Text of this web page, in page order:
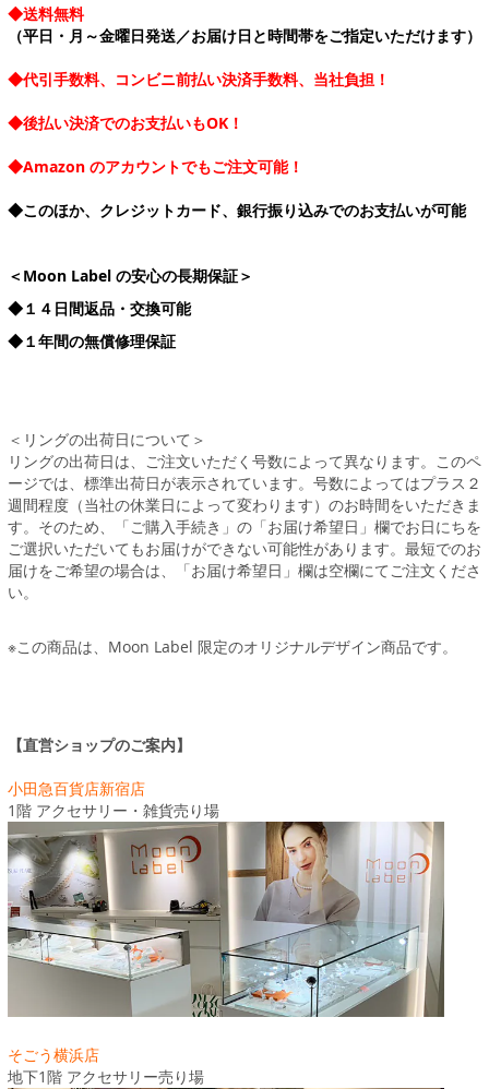
◆送料無料
（平日・月～金曜日発送／お届け日と時間帯をご指定いただけます）
◆代引手数料、コンビニ前払い決済手数料、当社負担！
◆後払い決済でのお支払いもOK！
◆Amazon のアカウントでもご注文可能！
◆このほか、クレジットカード、銀行振り込みでのお支払いが可能
＜Moon Label の安心の長期保証＞
◆１４日間返品・交換可能
◆１年間の無償修理保証
＜リングの出荷日について＞
リングの出荷日は、ご注文いただく号数によって異なります。このペ
ージでは、標準出荷日が表示されています。号数によってはプラス２
週間程度（当社の休業日によって変わります）のお時間をいただきま
す。そのため、「ご購入手続き」の「お届け希望日」欄でお日にちを
ご選択いただいてもお届けができない可能性があります。最短でのお
届けをご希望の場合は、「お届け希望日」欄は空欄にてご注文くださ
い。
※この商品は、Moon Label 限定のオリジナルデザイン商品です。
【直営ショップのご案内】
小田急百貨店新宿店
1階 アクセサリー・雑貨売り場
そごう横浜店
地下1階 アクセサリー売り場